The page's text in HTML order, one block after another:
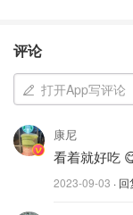
刚出炉的月饼真的
放的各种食材都
评论
打开App写评论
康尼
看着就好吃
2023-09-03 · 回